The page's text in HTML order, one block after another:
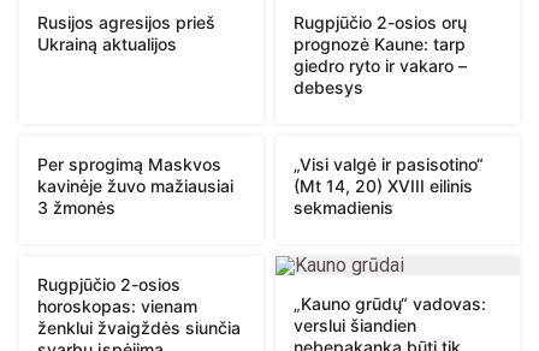
Rusijos agresijos prieš
Ukrainą aktualijos
Rugpjūčio 2-osios orų
prognozė Kaune: tarp
giedro ryto ir vakaro –
debesys
Per sprogimą Maskvos
kavinėje žuvo mažiausiai
3 žmonės
„Visi valgė ir pasisotino“
(Mt 14, 20) XVIII eilinis
sekmadienis
Rugpjūčio 2-osios
horoskopas: vienam
ženklui žvaigždės siunčia
„Kauno grūdų“ vadovas:
verslui šiandien
nebepakanka būti tik